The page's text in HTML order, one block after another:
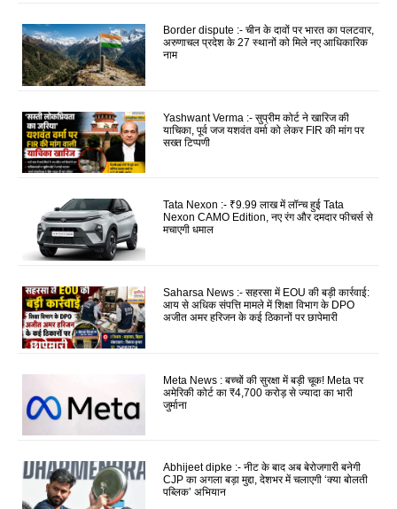
Border dispute :- चीन के दावों पर भारत का पलटवार,
अरुणाचल प्रदेश के 27 स्थानों को मिले नए आधिकारिक
नाम
Yashwant Verma :- सुप्रीम कोर्ट ने खारिज की
याचिका, पूर्व जज यशवंत वर्मा को लेकर FIR की मांग पर
सख्त टिप्पणी
Tata Nexon :- ₹9.99 लाख में लॉन्च हुई Tata
Nexon CAMO Edition, नए रंग और दमदार फीचर्स से
मचाएगी धमाल
Saharsa News :- सहरसा में EOU की बड़ी कार्रवाई:
आय से अधिक संपत्ति मामले में शिक्षा विभाग के DPO
अजीत अमर हरिजन के कई ठिकानों पर छापेमारी
Meta News : बच्चों की सुरक्षा में बड़ी चूक! Meta पर
अमेरिकी कोर्ट का ₹4,700 करोड़ से ज्यादा का भारी
जुर्माना
Abhijeet dipke :- नीट के बाद अब बेरोजगारी बनेगी
CJP का अगला बड़ा मुद्दा, देशभर में चलाएगी ‘क्या बोलती
पब्लिक’ अभियान